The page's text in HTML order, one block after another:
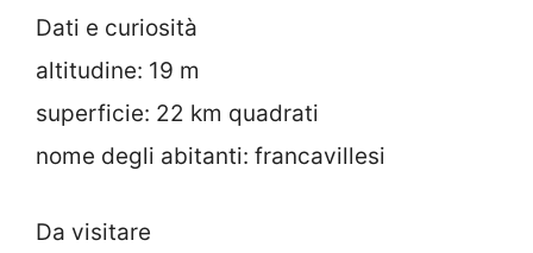
Dati e curiosità
altitudine: 19 m
superficie: 22 km quadrati
nome degli abitanti: francavillesi
Da visitare